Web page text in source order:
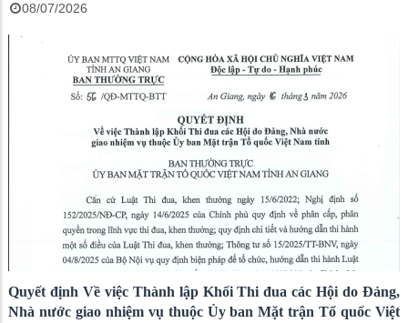
08/07/2026
Quyết định Về việc Thành lập Khối Thi đua các Hội do Đảng,
Nhà nước giao nhiệm vụ thuộc Ủy ban Mặt trận Tổ quốc Việt